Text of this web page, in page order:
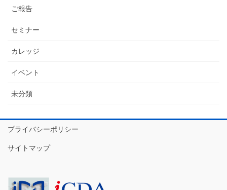
ご報告
セミナー
カレッジ
イベント
未分類
プライバシーポリシー
サイトマップ